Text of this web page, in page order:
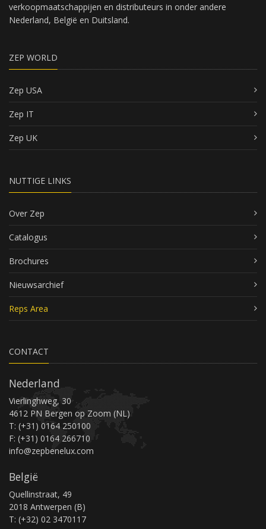
verkoopmaatschappijen en distributeurs in onder andere
Nederland, België en Duitsland.
ZEP WORLD
Zep USA
Zep IT
Zep UK
NUTTIGE LINKS
Over Zep
Catalogus
Brochures
Nieuwsarchief
Reps Area
CONTACT
Nederland
Vierlinghweg, 30
4612 PN Bergen op Zoom (NL)
T: (+31) 0164 250100
F: (+31) 0164 266710
info@zepbenelux.com
België
Quellinstraat, 49
2018 Antwerpen (B)
T: (+32) 02 3470117